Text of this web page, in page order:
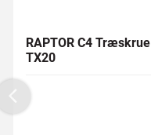
RAPTOR C4 Træskrue
TX20
Previous